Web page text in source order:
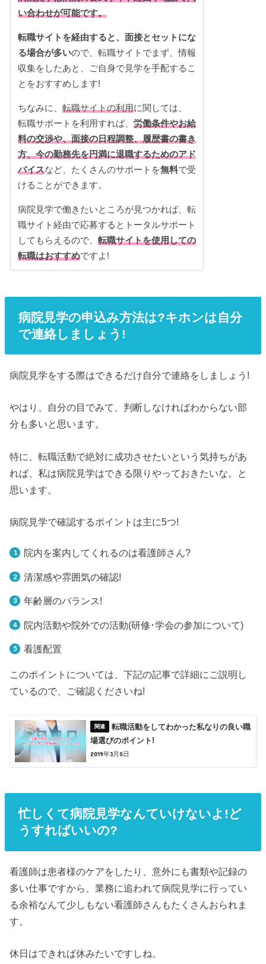
い合わせが可能です。
転職サイトを経由すると、面接とセットにな
る場合が多いので、転職サイトでまず、情報
収集をしたあと、ご自身で見学を手配するこ
とをおすすめします!
ちなみに、 転職サイトの利用に関しては、
転職サポートを利用すれば、 労働条件やお給
料の交渉や、面接の日程調整、履歴書の書き
方、今の勤務先を円満に退職するためのアド
バイスなど、たくさんのサポートを無料で受
けることができます。
病院見学で働きたいところが見つかれば、転
職サイト経由で応募するとトータルサポート
してもらえるので、 転職サイトを使用しての
転職はおすすめですよ!
病院見学の申込み方法は?キホンは自分
で連絡しましょう!
病院見学をする際はできるだけ自分で連絡をしましょう!
やはり、自分の目でみて、判断しなければわからない部
分も多いと思います。
特に、転職活動で絶対に成功させたいという気持ちがあ
れば、私は病院見学はできる限りやっておきたいな。と
思います。
病院見学で確認するポイントは主に5つ!
院内を案内してくれるのは看護師さん?
清潔感や雰囲気の確認!
年齢層のバランス!
院内活動や院外での活動(研修･学会の参加について)
看護配置
このポイントについては、下記の記事で詳細にご説明し
ているので、ご確認くださいね!
転職活動をしてわかった私なりの良い職
場選びのポイント!
2019年3月5日
忙しくて病院見学なんていけないよ!ど
うすればいいの?
看護師は患者様のケアをしたり、意外にも書類や記録の
多い仕事ですから、業務に追われて病院見学に行ってい
る余裕なんて少しもない看護師さんもたくさんおられま
す。
休日はできれば休みたいですしね。